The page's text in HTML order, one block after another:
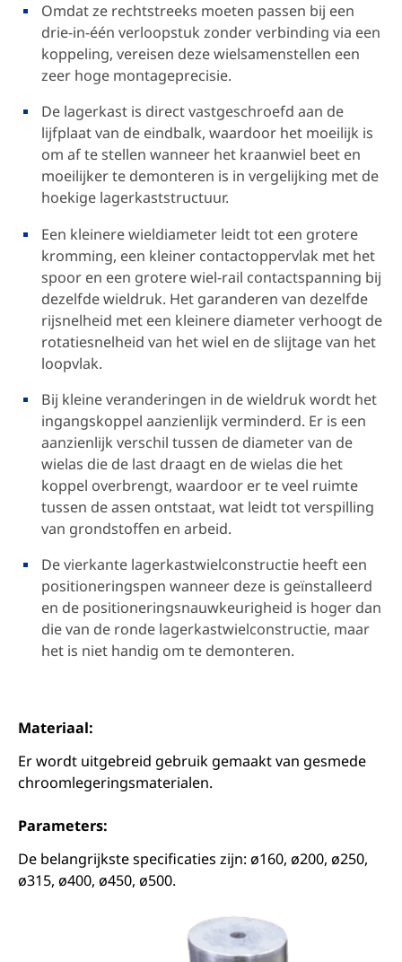
Omdat ze rechtstreeks moeten passen bij een
drie-in-één verloopstuk zonder verbinding via een
koppeling, vereisen deze wielsamenstellen een
zeer hoge montageprecisie.
De lagerkast is direct vastgeschroefd aan de
lijfplaat van de eindbalk, waardoor het moeilijk is
om af te stellen wanneer het kraanwiel beet en
moeilijker te demonteren is in vergelijking met de
hoekige lagerkaststructuur.
Een kleinere wieldiameter leidt tot een grotere
kromming, een kleiner contactoppervlak met het
spoor en een grotere wiel-rail contactspanning bij
dezelfde wieldruk. Het garanderen van dezelfde
rijsnelheid met een kleinere diameter verhoogt de
rotatiesnelheid van het wiel en de slijtage van het
loopvlak.
Bij kleine veranderingen in de wieldruk wordt het
ingangskoppel aanzienlijk verminderd. Er is een
aanzienlijk verschil tussen de diameter van de
wielas die de last draagt en de wielas die het
koppel overbrengt, waardoor er te veel ruimte
tussen de assen ontstaat, wat leidt tot verspilling
van grondstoffen en arbeid.
De vierkante lagerkastwielconstructie heeft een
positioneringspen wanneer deze is geïnstalleerd
en de positioneringsnauwkeurigheid is hoger dan
die van de ronde lagerkastwielconstructie, maar
het is niet handig om te demonteren.
Materiaal:
Er wordt uitgebreid gebruik gemaakt van gesmede
chroomlegeringsmaterialen.
Parameters:
De belangrijkste specificaties zijn: ø160, ø200, ø250,
ø315, ø400, ø450, ø500.